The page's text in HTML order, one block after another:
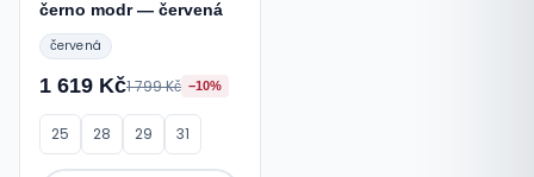
černo modr — červená
červená
1 619 Kč1 799 Kč −10%
25 28 29 31